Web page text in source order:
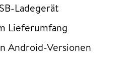
Ladegerät
Lieferumfang
Android-Versionen